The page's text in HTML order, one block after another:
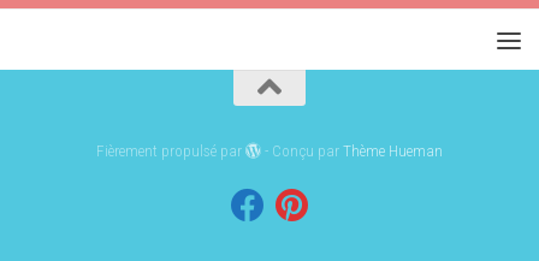
Fièrement propulsé par - Conçu parThème Hueman